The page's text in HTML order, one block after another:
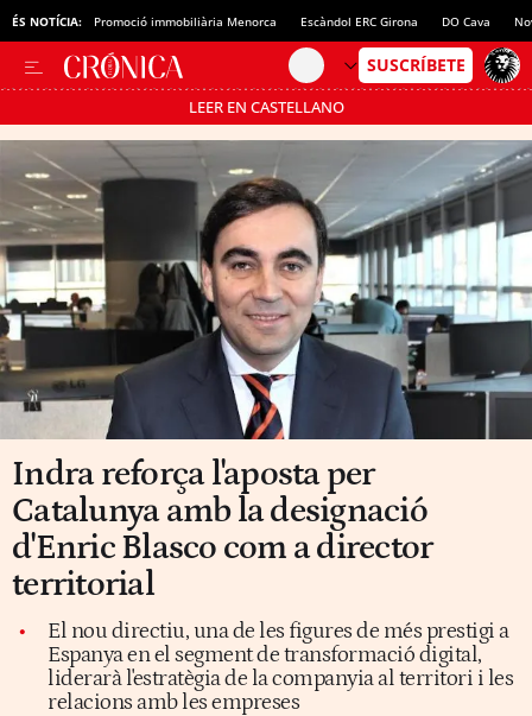
ÉS NOTÍCIA: Promoció immobiliària Menorca Escàndol ERC Girona DO Cava
LEER EN CASTELLANO
Passa’t al mode estalvi
Indra reforça l'aposta per
Catalunya amb la designació
d'Enric Blasco com a director
territorial
El nou directiu, una de les figures de més prestigi a
Espanya en el segment de transformació digital,
liderarà l'estratègia de la companyia al territori i les
relacions amb les empreses